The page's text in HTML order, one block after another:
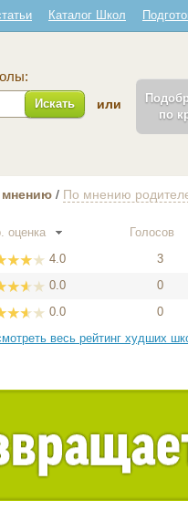
Каталог Школ
Искать или
по
/ По мнению
оценка
Голосов
4.0
3
0.0
0
0.0
0
весь рейтинг худших